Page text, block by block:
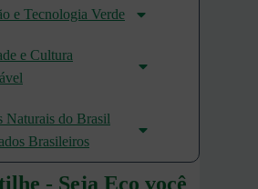
e Tecnologia Verde
e Cultura
Naturais do Brasil
Brasileiros
- Seja Eco você